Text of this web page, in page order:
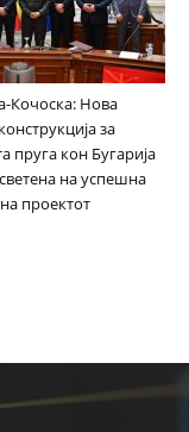
Кочоска: Нова
за
пруга кон Бугарија
на успешна
проектот